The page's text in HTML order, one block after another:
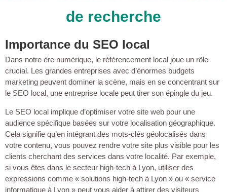
de recherche
Importance du SEO local
Dans notre ère numérique, le référencement local joue un rôle
crucial. Les grandes entreprises avec d’énormes budgets
marketing peuvent dominer la scène, mais en se concentrant sur
le SEO local, une entreprise locale peut tirer son épingle du jeu.
Le SEO local implique d’optimiser votre site web pour une
audience spécifique basées sur votre localisation géographique.
Cela signifie qu’en intégrant des mots-clés géolocalisés dans
votre contenu, vous pouvez rendre votre site plus visible pour les
clients cherchant des services dans votre localité. Par exemple,
si vous êtes dans le secteur high-tech à Lyon, utiliser des
expressions comme « solutions high-tech à Lyon » ou « service
informatique à Lyon » peut vous aider à attirer des visiteurs